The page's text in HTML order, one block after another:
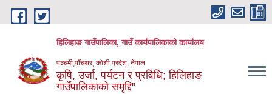
Skip to main content
हिलिहाङ गाउँपालिका, गाउँ कार्यपालिकाको कार्यालय
पञ्चमी,पाँचथर, कोशी प्रदेश, नेपाल
कृषि, उर्जा, पर्यटन र प्रविधि; हिलिहाङ
गाउँपालिकाको समृद्दि"